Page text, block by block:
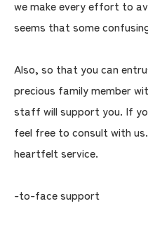
we make every effort to
seems that some
Also, so that you can
precious family member
staff will support you. If
feel free to consult with
heartfelt service.
-to-face support